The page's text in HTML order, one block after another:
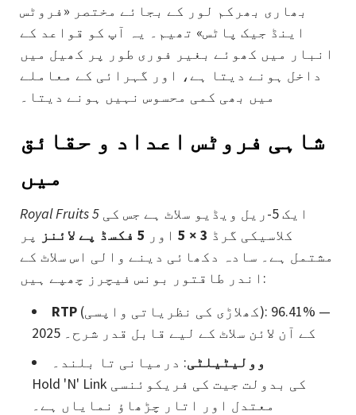
بھاری بھرکم لور کے بجائے مختصر «فروٹس
اینڈ جیک پاٹس» تھیم۔ یہ آپ کو قواعد کے
انبار میں کھوئے بغیر فوری طور پر کھیل میں
داخل ہونے دیتا ہے، اور گہرائی کے معاملے
میں بھی کمی محسوس نہیں ہونے دیتا۔
شاہی فروٹس اعداد و حقائق
میں
Royal Fruits 5
کلاسیکی گرڈ 3 × 5 اور 5 فکسڈ پے لائنز
پر
مشتمل ہے۔ سادہ دکھائی دینے والی اس سلاٹ کے
اندر طاقتور بونس فیچرز چھپے ہیں:
RTP (کھلاڑی کی نظریاتی واپسی): ‎96.41‎% —
2025 کے آن لائن سلاٹ کے لیے قابل قدر شرح۔
وولیٹیلٹی: درمیانی تا بلند۔
Hold 'N' Link کی بدولت جیت کی فریکوئنسی
معتدل اور اتار چڑھاؤ نمایاں ہے۔